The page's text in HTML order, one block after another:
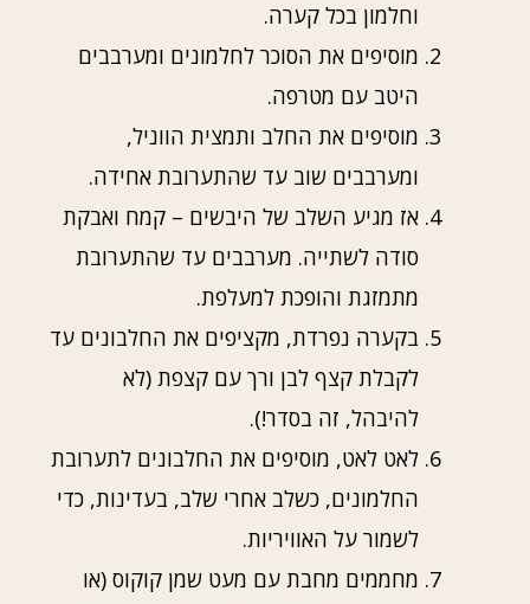
וחלמון בכל קערה.
מוסיפים את הסוכר לחלמונים ומערבבים
היטב עם מטרפה.
מוסיפים את החלב ותמצית הווניל,
ומערבבים שוב עד שהתערובת אחידה.
אז מגיע השלב של היבשים – קמח ואבקת
סודה לשתייה. מערבבים עד שהתערובת
מתמזגת והופכת למעלפת.
בקערה נפרדת, מקציפים את החלבונים עד
לקבלת קצף לבן ורך עם קצפת (לא
להיבהל, זה בסדר!).
לאט לאט, מוסיפים את החלבונים לתערובת
החלמונים, כשלב אחרי שלב, בעדינות, כדי
לשמור על האוויריות.
מחממים מחבת עם מעט שמן קוקוס (או